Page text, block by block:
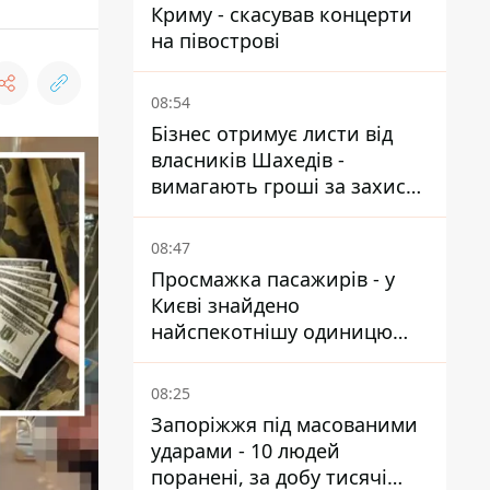
Криму - скасував концерти
на півострові
08:54
Бізнес отримує листи від
власників Шахедів -
вимагають гроші за захист
від атак
08:47
Просмажка пасажирів - у
Києві знайдено
найспекотнішу одиницю
громадського транспорту
08:25
Запоріжжя під масованими
ударами - 10 людей
поранені, за добу тисячі